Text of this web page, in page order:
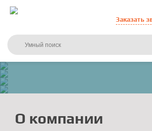
Заказать
ПОДРОБНЕЕ
ПОДРОБНЕЕ
О компании